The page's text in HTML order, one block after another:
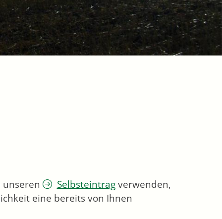
unseren Selbsteintragverwenden,
eine bereits von Ihnen